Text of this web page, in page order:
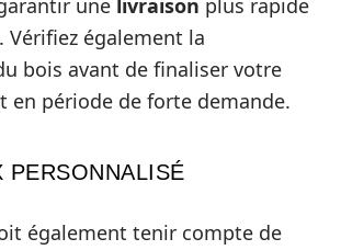
une livraison plus rapide
Vérifiez également la
bois avant de finaliser votre
en période de forte demande.
PERSONNALISÉ
également tenir compte de